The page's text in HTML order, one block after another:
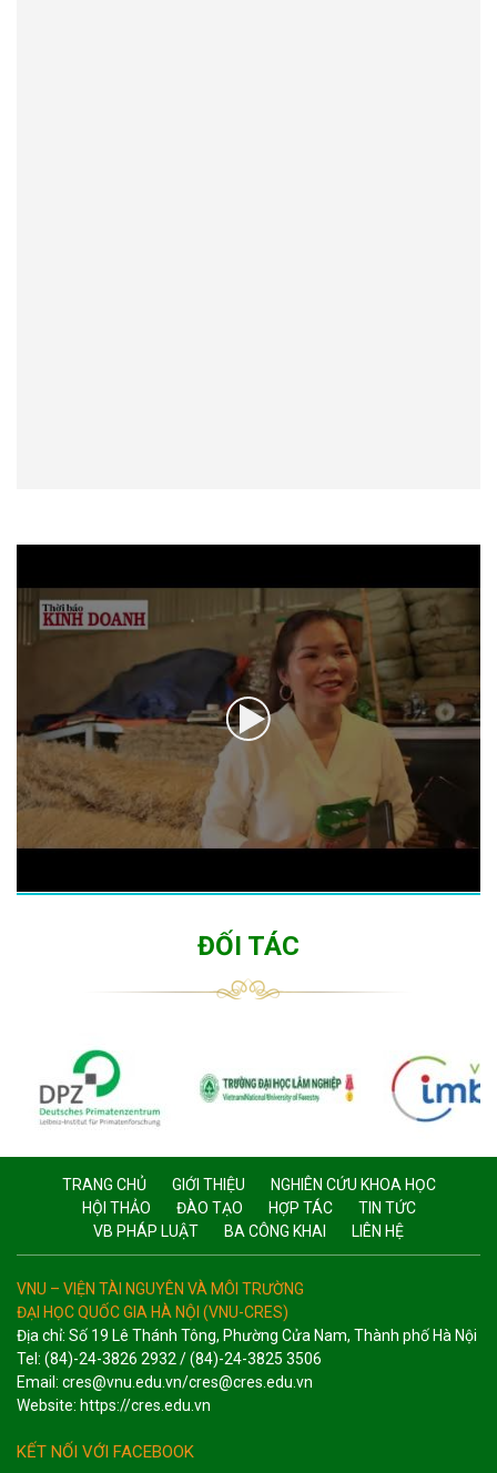
ĐỐI TÁC
TRANG CHỦ GIỚI THIỆU
NGHIÊN CỨU KHOA HỌC
HỘI THẢO
ĐÀO TẠO HỢP TÁC
TIN TỨC
VB PHÁP LUẬT
BA CÔNG KHAI LIÊN HỆ
VNU – VIỆN TÀI NGUYÊN VÀ MÔI TRƯỜNG
ĐẠI HỌC QUỐC GIA HÀ NỘI (VNU-CRES)
Địa chỉ: Số 19 Lê Thánh Tông, Phường Cửa Nam, Thành phố Hà Nội
Tel: (84)-24-3826 2932 / (84)-24-3825 3506
Email: cres@vnu.edu.vn/cres@cres.edu.vn
Website: https://cres.edu.vn
KẾT NỐI VỚI FACEBOOK